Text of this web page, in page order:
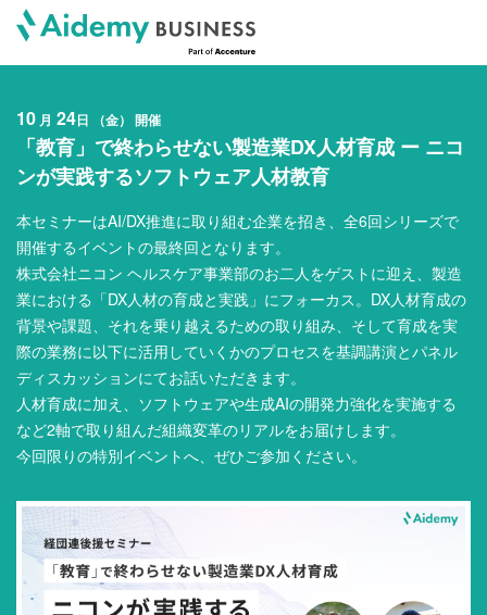
10 月 24日 （金） 開催
「教育」で終わらせない製造業DX人材育成 ー ニコ
ンが実践するソフトウェア人材教育
本セミナーはAI/DX推進に取り組む企業を招き、全6回シリーズで
開催するイベントの最終回となります。
株式会社ニコン ヘルスケア事業部のお二人をゲストに迎え、製造
業における「DX人材の育成と実践」にフォーカス。DX人材育成の
背景や課題、それを乗り越えるための取り組み、そして育成を実
際の業務に以下に活用していくかのプロセスを基調講演とパネル
ディスカッションにてお話いただきます。
人材育成に加え、ソフトウェアや生成AIの開発力強化を実施する
など2軸で取り組んだ組織変革のリアルをお届けします。
今回限りの特別イベントへ、ぜひご参加ください。